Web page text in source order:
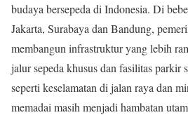
budaya bersepeda di Indonesia. Di
Jakarta, Surabaya dan Bandung,
membangun infrastruktur yang lebih
jalur sepeda khusus dan fasilitas parkir
seperti keselamatan di jalan raya dan
memadai masih menjadi hambatan